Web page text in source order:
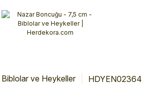
3 Taksit Fırsatı!İlk siparişinizi verin!
Havale İndirimi
Şimdi Alışveriş yap!
Biblolar ve Heykeller HDYEN02364